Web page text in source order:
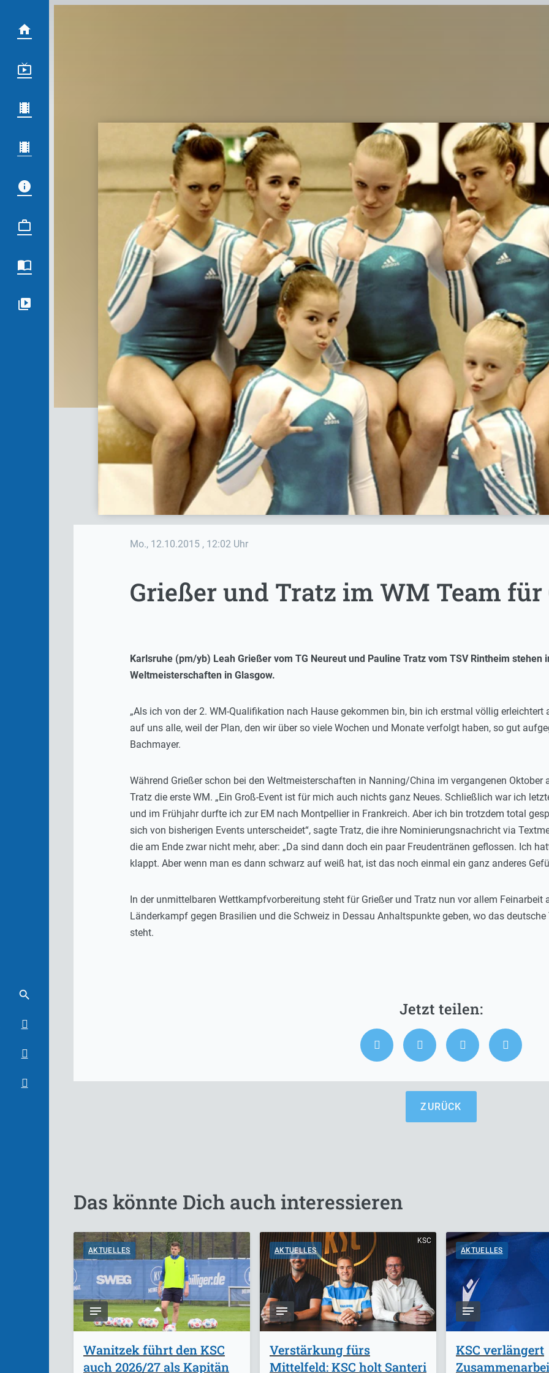
Mo., 12.10.2015 , 12:02 Uhr
Grießer und Tratz im WM Team für
Karlsruhe (pm/yb) Leah Grießer vom TG Neureut und Pauline Tratz vom TSV Rintheim
Weltmeisterschaften in Glasgow.
„Als ich von der 2. WM-Qualifikation nach Hause gekommen bin, bin ich erstmal völlig
auf uns alle, weil der Plan, den wir über so viele Wochen und Monate verfolgt haben, so gut
Bachmayer.
Während Grießer schon bei den Weltmeisterschaften in Nanning/China im vergangenen
Tratz die erste WM. „Ein Groß-Event ist für mich auch nichts ganz Neues. Schließlich war ich
und im Frühjahr durfte ich zur EM nach Montpellier in Frankreich. Aber ich bin trotzdem total
sich von bisherigen Events unterscheidet“, sagte Tratz, die ihre Nominierungsnachricht via
die am Ende zwar nicht mehr, aber: „Da sind dann doch ein paar Freudentränen geflossen. Ich
klappt. Aber wenn man es dann schwarz auf weiß hat, ist das noch einmal ein ganz anderes
In der unmittelbaren Wettkampfvorbereitung steht für Grießer und Tratz nun vor allem
Länderkampf gegen Brasilien und die Schweiz in Dessau Anhaltspunkte geben, wo das
steht.
ZURÜCK
Das könnte Dich auch interessieren
AKTUELLES
Wanitzek führt den KSC
auch 2026/27 als Kapitän
KSC
AKTUELLES
Verstärkung fürs
Mittelfeld: KSC holt Santeri
AKTUELLES
KSC verlängert